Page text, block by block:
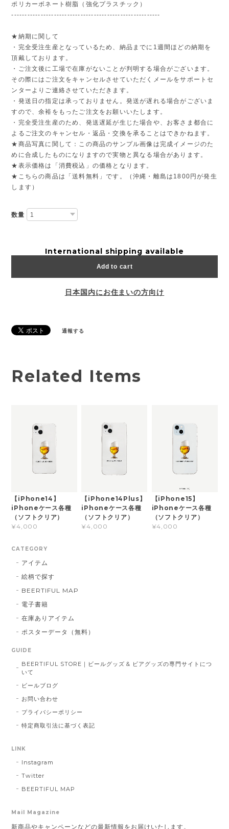
ポリカーボネート樹脂（強化プラスチック）
--------------------------------------------------------
★納期に関して
・完全受注生産となっているため、納品までに1週間ほどの納期を
頂戴しております。
・ご注文後に工場で在庫がないことが判明する場合がございます。
その際にはご注文をキャンセルさせていただくメールをサポートセ
ンターよりご連絡させていただきます。
・発送日の指定は承っておりません。発送が遅れる場合がございま
すので、余裕をもったご注文をお願いいたします。
・完全受注生産のため、発送遅延が生じた場合や、お客さま都合に
よるご注文のキャンセル・返品・交換を承ることはできかねます。
★商品写真に関して：この商品のサンプル画像は完成イメージのた
めに合成したものになりますので実物と異なる場合があります。
★表示価格は「消費税込」の価格となります。
★こちらの商品は「送料無料」です。（沖縄・離島は1800円が発生
します）
数量
International shipping available
Add to cart
日本国内にお住まいの方向け
通報する
Related Items
【iPhone14】
iPhoneケース各種
（ソフトクリア）
¥4,000
【iPhone14Plus】
iPhoneケース各種
（ソフトクリア）
¥4,000
【iPhone15】
iPhoneケース各種
（ソフトクリア）
¥4,000
CATEGORY
アイテム
絵柄で探す
BEERTIFUL MAP
電子書籍
在庫ありアイテム
ポスターデータ（無料）
GUIDE
BEERTIFUL STORE｜ビールグッズ & ビアグッズの専門サイトにつ
いて
ビールブログ
お問い合わせ
プライバシーポリシー
特定商取引法に基づく表記
LINK
Instagram
Twitter
BEERTIFUL MAP
Mail Magazine
新商品やキャンペーンなどの最新情報をお届けいたします。